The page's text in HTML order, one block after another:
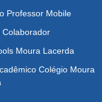
Professor Mobile
Colaborador
Moura Lacerda
Colégio Moura